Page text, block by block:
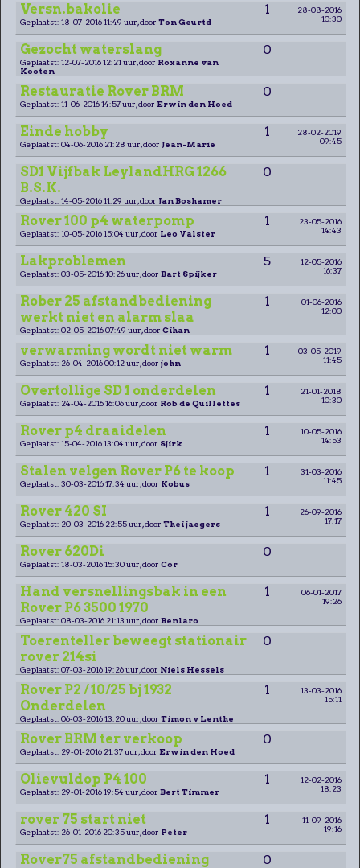
Versn.bakolie 1
28-08-2016
10:30
Geplaatst: 18-07-2016 11:49 uur, door Ton Geurtd
Gezocht waterslang 0
Geplaatst: 12-07-2016 12:21 uur, door Roxanne van
Kooten
Restauratie Rover BRM 0
Geplaatst: 11-06-2016 14:57 uur, door Erwin den Hoed
Einde hobby 1
28-02-2019
09:45
Geplaatst: 04-06-2016 21:28 uur, door Jean-Marie
SD1 Vijfbak LeylandHRG 1266
B.S.K.
0
Geplaatst: 14-05-2016 11:29 uur, door Jan Boshamer
Rover 100 p4 waterpomp 1
23-05-2016
14:43
Geplaatst: 10-05-2016 15:04 uur, door Leo Valster
Lakproblemen 5
12-05-2016
16:37
Geplaatst: 03-05-2016 10:26 uur, door Bart Spijker
Rober 25 afstandbediening
werkt niet en alarm slaa
1
01-06-2016
12:00
Geplaatst: 02-05-2016 07:49 uur, door Cihan
verwarming wordt niet warm 1
03-05-2019
11:45
Geplaatst: 26-04-2016 00:12 uur, door john
Overtollige SD 1 onderdelen 1
21-01-2018
10:30
Geplaatst: 24-04-2016 16:06 uur, door Rob de Quillettes
Rover p4 draaidelen 1
10-05-2016
14:53
Geplaatst: 15-04-2016 13:04 uur, door Sjirk
Stalen velgen Rover P6 te koop 1
31-03-2016
11:45
Geplaatst: 30-03-2016 17:34 uur, door Kobus
Rover 420 SI 1
26-09-2016
17:17
Geplaatst: 20-03-2016 22:55 uur, door Thei jaegers
Rover 620Di 0
Geplaatst: 18-03-2016 15:30 uur, door Cor
Hand versnellingsbak in een
Rover P6 3500 1970
1
06-01-2017
19:26
Geplaatst: 08-03-2016 21:13 uur, door Benlaro
Toerenteller beweegt stationair
rover 214si
0
Geplaatst: 07-03-2016 19:26 uur, door Niels Hessels
Rover P2 / 10/25 bj 1932
Onderdelen
1
13-03-2016
15:11
Geplaatst: 06-03-2016 13:20 uur, door Timon v Lenthe
Rover BRM ter verkoop 0
Geplaatst: 29-01-2016 21:37 uur, door Erwin den Hoed
Olievuldop P4 100 1
12-02-2016
18:23
Geplaatst: 29-01-2016 19:54 uur, door Bert Timmer
rover 75 start niet 1
11-09-2016
19:16
Geplaatst: 26-01-2016 20:35 uur, door Peter
Rover75 afstandbediening
0